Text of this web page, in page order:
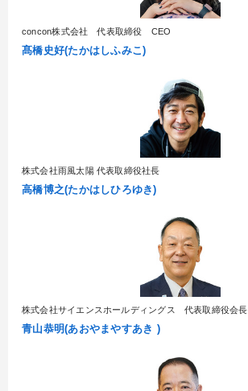
concon株式会社 代表取締役 CEO
髙橋史好(たかはしふみこ)
株式会社雨風太陽 代表取締役社長
高橋博之(たかはしひろゆき)
株式会社サイエンスホールディングス 代表取締役会長
青山恭明(あおやまやすあき )